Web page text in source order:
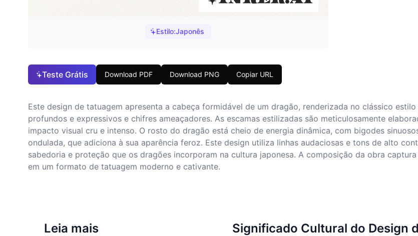
Estilo:Japonês
Teste Grátis Download PDF Download PNG Copiar URL
Este design de tatuagem apresenta a cabeça formidável de um dragão, renderizada no clássico
profundos e expressivos e chifres ameaçadores. As escamas estilizadas são meticulosamente
impacto visual cru e intenso. O rosto do dragão está cheio de energia dinâmica, com bigodes
ondulada, que adiciona à sua aparência feroz. Este design utiliza linhas audaciosas e tons de alto
sabedoria e proteção que os dragões incorporam na cultura japonesa. A composição da obra
em um formato de tatuagem moderno e cativante.
Leia mais
Significado Cultural do Design